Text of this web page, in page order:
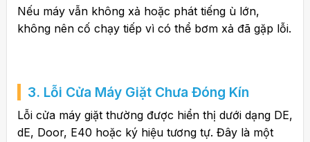
Nếu máy vẫn không xả hoặc phát tiếng ù lớn,
không nên cố chạy tiếp vì có thể bơm xả đã gặp lỗi.
3. Lỗi Cửa Máy GiặtChưa Đóng Kín
Lỗi cửa máy giặt thường được hiển thị dưới dạng DE,
dE, Door, E40 hoặc ký hiệu tương tự. Đây là một